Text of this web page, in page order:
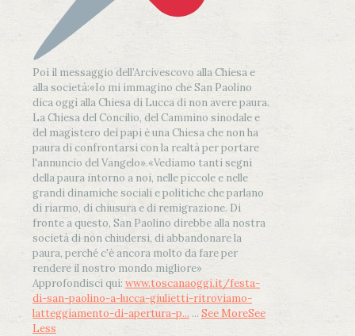
Poi il messaggio dell’Arcivescovo alla Chiesa e
alla società:«Io mi immagino che San Paolino
dica oggi alla Chiesa di Lucca di non avere paura.
La Chiesa del Concilio, del Cammino sinodale e
del magistero dei papi è una Chiesa che non ha
paura di confrontarsi con la realtà per portare
l'annuncio del Vangelo».«Vediamo tanti segni
della paura intorno a noi, nelle piccole e nelle
grandi dinamiche sociali e politiche che parlano
di riarmo, di chiusura e di remigrazione. Di
fronte a questo, San Paolino direbbe alla nostra
società di non chiudersi, di abbandonare la
paura, perché c'è ancora molto da fare per
rendere il nostro mondo migliore»
Approfondisci qui: www.toscanaoggi.it/festa-
di-san-paolino-a-lucca-giulietti-ritroviamo-
latteggiamento-di-apertura-p... ... See MoreSee
Less